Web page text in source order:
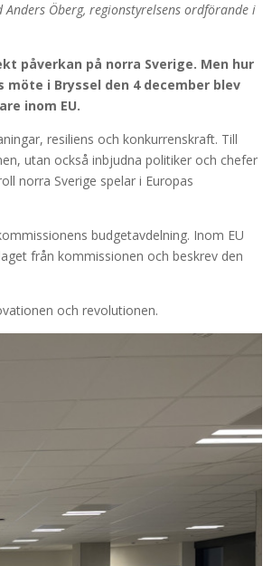
Öberg, regionstyrelsens ordförande i
påverkan på norra Sverige. Men hur
i Bryssel den 4 december blev
inom EU.
resiliens och konkurrenskraft. Till
utan också inbjudna politiker och chefer
norra Sverige spelar i Europas
budgetavdelning. Inom EU
från kommissionen och beskrev den
och revolutionen.